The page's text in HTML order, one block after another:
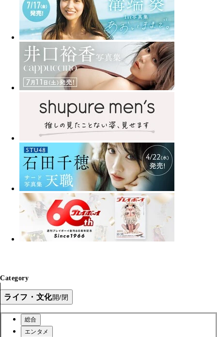
Category
ライフ・文化開/閉
総合
エンタメ